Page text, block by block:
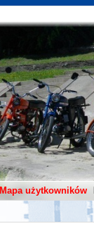
Mapa użytkowników